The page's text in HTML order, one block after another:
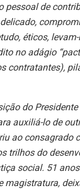
pessoal de
éticos,
no adágio
contratantes),
do Presidente
auxiliá-lo de
ao consagrado
trilhos do
social. 51
magistratura,